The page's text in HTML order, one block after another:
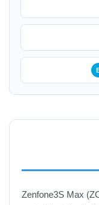
Zenfone3S Max